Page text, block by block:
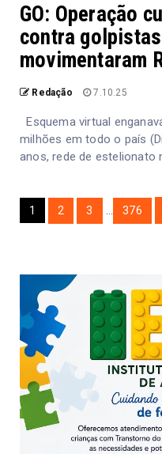
GO: Operação
contra
movimentaram
Redação 7.10.25
Esquema virtual
milhões em todo o país
anos, rede de estelionato
1 2 3 376